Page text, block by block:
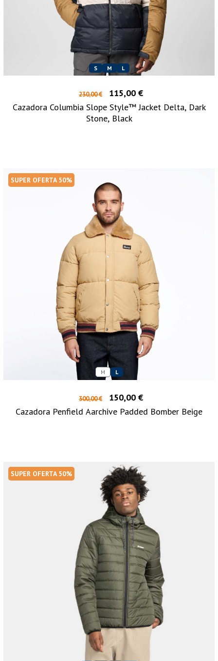
S M L
230,00 €
115,00 €
Cazadora Columbia Slope Style™ Jacket Delta, Dark
Stone, Black
SUPER OFERTA 50%
M L
300,00 €
150,00 €
Cazadora Penfield Aarchive Padded Bomber Beige
SUPER OFERTA 50%